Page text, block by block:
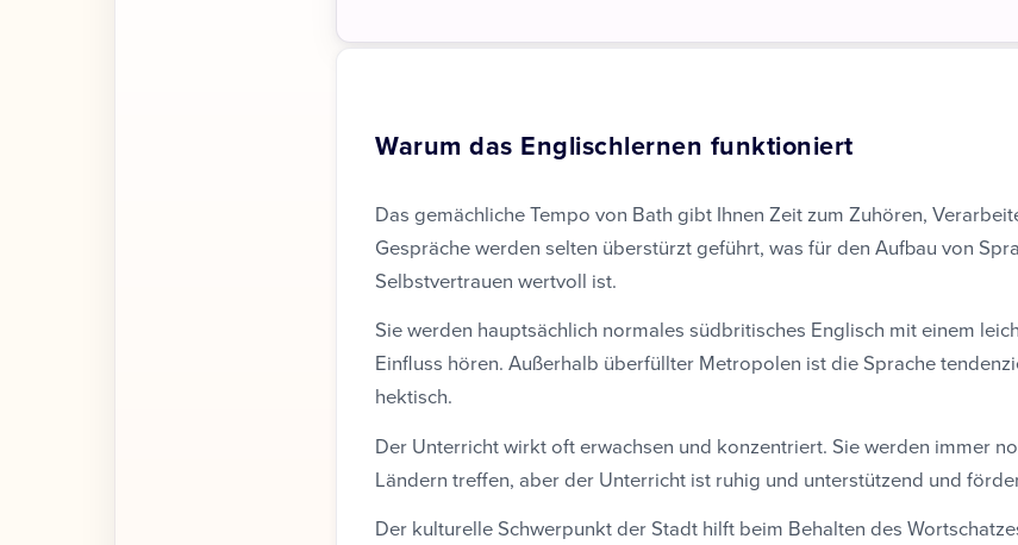
Warum das Englischlernen funktioniert
Das gemächliche Tempo von Bath gibt Ihnen Zeit zum Zuhören,
Gespräche werden selten überstürzt geführt, was für den Aufbau von
Selbstvertrauen wertvoll ist.
Sie werden hauptsächlich normales südbritisches Englisch mit einem
Einfluss hören. Außerhalb überfüllter Metropolen ist die Sprache
hektisch.
Der Unterricht wirkt oft erwachsen und konzentriert. Sie werden immer
Ländern treffen, aber der Unterricht ist ruhig und unterstützend und
Der kulturelle Schwerpunkt der Stadt hilft beim Behalten des